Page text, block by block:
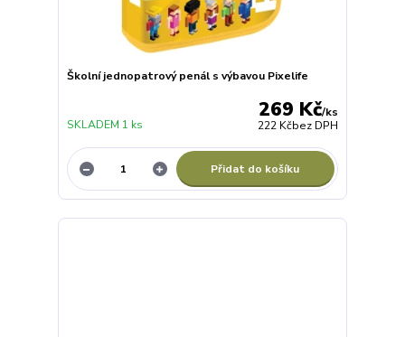
Školní jednopatrový penál s výbavou Pixelife
269 Kč/ks
222 Kčbez DPH
SKLADEM 1 ks
Přidat do košíku